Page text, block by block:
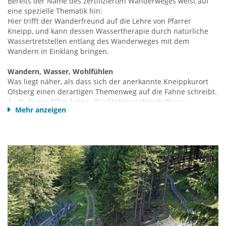
eine spezielle Thematik hin:
Hier trifft der Wanderfreund auf die Lehre von Pfarrer
Kneipp, und kann dessen Wassertherapie durch natürliche
Wassertretstellen entlang des Wanderweges mit dem
Wandern in Einklang bringen.
Wandern, Wasser, Wohlfühlen
Was liegt näher, als dass sich der anerkannte Kneippkurort
Olsberg einen derartigen Themenweg auf die Fahne schreibt.
Auch dieser 39km lange „Qualitätsweg Wanderbares
Deutschland“ rund um Olsberg eignet sich gut für ein
Die Kneipp-Therapiebasiert auf 5 Gesundheitssäulen:
Wasseranwendungen, Bewegung, Entspannung, Ernährung
und Heilkräuter. Die Kriterien Wasseranwendung und
Bewegung werden vom Kneippwanderweg erfüllt und so
bringt er Ihre Gesundheit in Schwung. Zum richtigen
Kneippen gehören natürlich auch Storchengang und
Armguss. Wer es richtig machen will, der hat folglich auch
Gießkanne und Trinkbecher im Rucksack. So bepackt geht es
Mehr anzeigen